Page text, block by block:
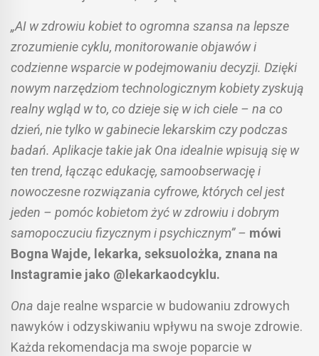
„AI w zdrowiu kobiet to ogromna szansa na lepsze
zrozumienie cyklu, monitorowanie objawów i
codzienne wsparcie w podejmowaniu decyzji. Dzięki
nowym narzędziom technologicznym kobiety zyskują
realny wgląd w to, co dzieje się w ich ciele – na co
dzień, nie tylko w gabinecie lekarskim czy podczas
badań. Aplikacje takie jak Ona idealnie wpisują się w
ten trend, łącząc edukację, samoobserwację i
nowoczesne rozwiązania cyfrowe, których cel jest
jeden – pomóc kobietom żyć w zdrowiu i dobrym
samopoczuciu fizycznym i psychicznym” – mówi
Bogna Wajde, lekarka, seksuolożka, znana na
Instagramie jako @lekarkaodcyklu.
Ona daje realne wsparcie w budowaniu zdrowych
nawyków i odzyskiwaniu wpływu na swoje zdrowie.
Każda rekomendacja ma swoje poparcie w